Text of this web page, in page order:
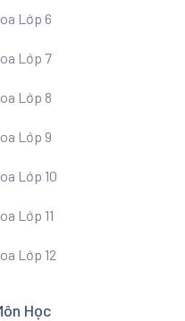
Lớp 6
Lớp 7
Lớp 8
Lớp 9
Lớp 10
Lớp 11
Lớp 12
Học